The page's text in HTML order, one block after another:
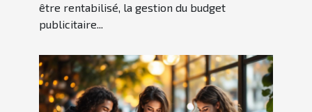
être rentabilisé, la gestion du budget
publicitaire...